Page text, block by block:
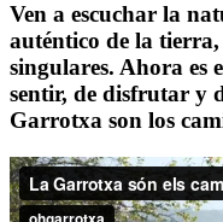
Ven a escuchar la
auténtico de la
singulares. Ahora es
sentir, de disfrutar y
Garrotxa son los